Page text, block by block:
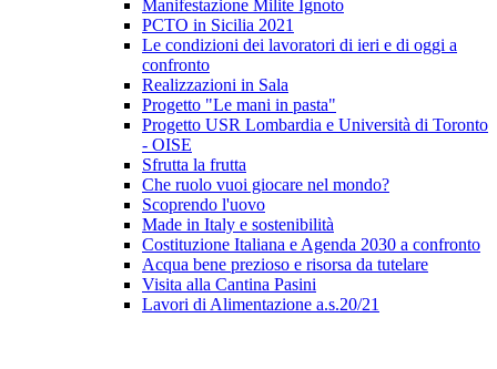
Manifestazione Milite Ignoto
PCTO in Sicilia 2021
Le condizioni dei lavoratori di ieri e di oggi a
confronto
Realizzazioni in Sala
Progetto "Le mani in pasta"
Progetto USR Lombardia e Università di Toronto
- OISE
Sfrutta la frutta
Che ruolo vuoi giocare nel mondo?
Scoprendo l'uovo
Made in Italy e sostenibilità
Costituzione Italiana e Agenda 2030 a confronto
Acqua bene prezioso e risorsa da tutelare
Visita alla Cantina Pasini
Lavori di Alimentazione a.s.20/21